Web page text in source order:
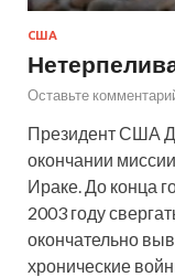
США
Оставьте
Президент США
окончании
Ираке. До конца
2003 году
окончательно
хронические